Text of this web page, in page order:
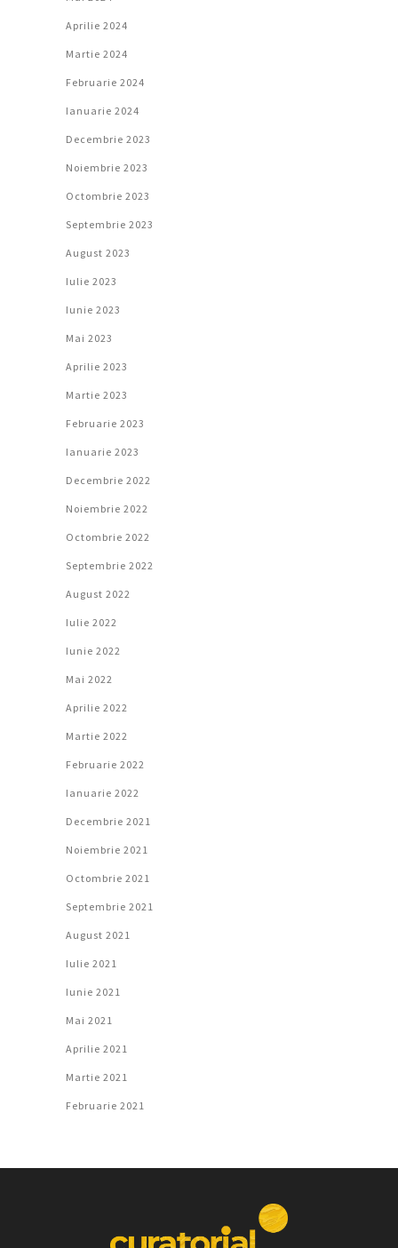
Aprilie 2024
Martie 2024
Februarie 2024
Ianuarie 2024
Decembrie 2023
Noiembrie 2023
Octombrie 2023
Septembrie 2023
August 2023
Iulie 2023
Iunie 2023
Mai 2023
Aprilie 2023
Martie 2023
Februarie 2023
Ianuarie 2023
Decembrie 2022
Noiembrie 2022
Octombrie 2022
Septembrie 2022
August 2022
Iulie 2022
Iunie 2022
Mai 2022
Aprilie 2022
Martie 2022
Februarie 2022
Ianuarie 2022
Decembrie 2021
Noiembrie 2021
Octombrie 2021
Septembrie 2021
August 2021
Iulie 2021
Iunie 2021
Mai 2021
Aprilie 2021
Martie 2021
Februarie 2021